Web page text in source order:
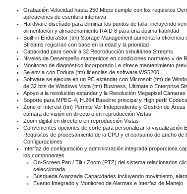
Grabación Velocidad hasta 250 Mbps cumple con los requisitos
aplicaciones de escritura intensiva
Hardware diseñado para eliminar los puntos de falla, incluyendo
alimentación y almacenamiento RAID 6 para una óptima fiabilidad
Built-in EnduraStor (tm) Storage Management aumenta la
Streams registran con base en la edad y la prioridad
Capacidad para servir a 32 Reproducción simultánea Streams
Niveles de Desempeño mantenidos en condiciones normales y de
Monitoreo de diagnóstico incorporado Le ofrece mantenimiento
Se envía con Endura (tm) licencias de software WS5200
Software se ejecuta en un PC estándar con Microsoft (tm) de
de 32 bits de Windows Vista (tm) Business, Ultimate o Enterprise
Apoyo a la resolución estándar y la Resolución Megapixel Cámaras
Soporte para MPEG-4, H.264 Baseline principal y High perfil Codecs
Zone of Interest (tm) Permite Ver Independiente y Gestión de
cámara de visión en directo o en reproducción Vistas
Zoom digital en directo o en reproducción Vistas
Convenientes opciones de corte para personalizar la visualización
Requisitos de procesamiento de la CPU y el consumo de ancho de
Configuraciones
Interfaz de configuración y administración integrada proporciona
los componentes
On-Screen Pan / Tilt / Zoom (PTZ) del sistema relacionados
seleccionada
Búsqueda Avanzada Capacidades Incluyendo movimiento,
Evento Integrado y Monitoreo de Alarmas e Interfaz de Manejo